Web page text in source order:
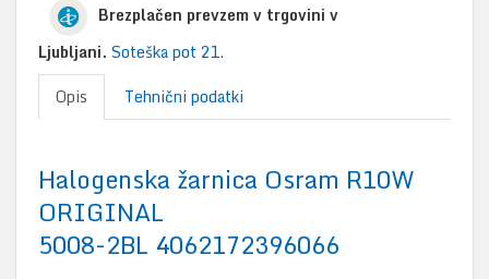
Brezplačen prevzem v trgovini v
Ljubljani. Soteška pot 21.
Opis
Tehnični podatki
Halogenska žarnica Osram R10W
ORIGINAL
5008-2BL 4062172396066